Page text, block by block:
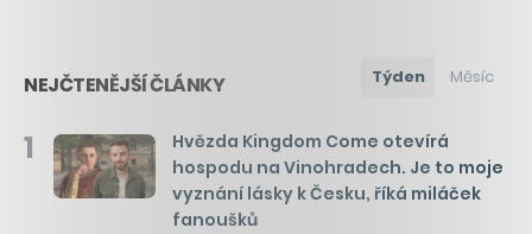
NEJČTENĚJŠÍ ČLÁNKY Týden Měsíc
1
Hvězda Kingdom Come otevírá
hospodu na Vinohradech. Je to moje
vyznání lásky k Česku, říká miláček
fanoušků